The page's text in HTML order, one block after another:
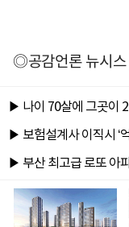
◎공감언론 뉴시스